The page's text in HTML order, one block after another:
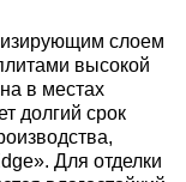
слоем
высокой
в местах
долгий срок
Для отделки